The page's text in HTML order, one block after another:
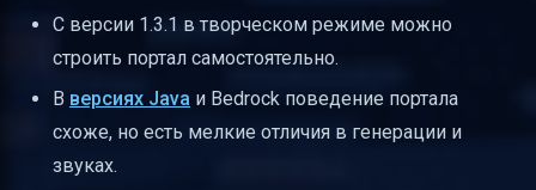
С версии 1.3.1 в творческом режиме можно
строить портал самостоятельно.
В версиях Java и Bedrock поведение портала
схоже, но есть мелкие отличия в генерации и
звуках.